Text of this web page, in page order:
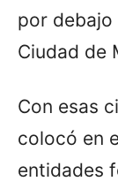
por debajo
Ciudad de
Con esas
colocó en
entidades